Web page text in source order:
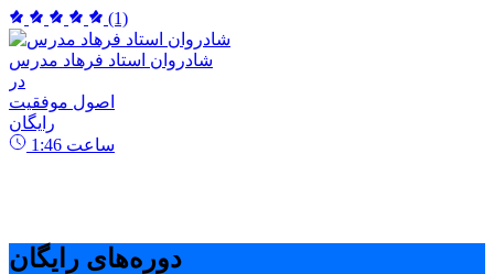
(1)
شادروان استاد فرهاد مدرس
در
اصول موفقیت
رایگان
1:46 ساعت
دوره‌های رایگان